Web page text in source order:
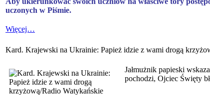
uczonych w Piśmie.
Więcej…
Kard. Krajewski na Ukrainie: Papież idzie z wami drogą
Jałmużnik papieski
pochodzi, Ojciec Święty